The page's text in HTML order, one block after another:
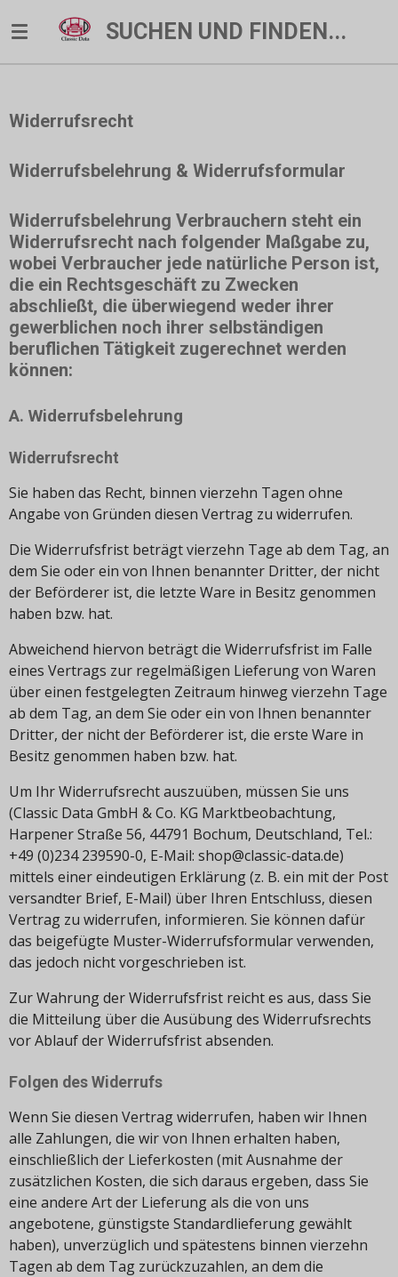
Hauptinhalt
springen
SUCHEN UND FINDEN...
Widerrufsrecht
Widerrufsbelehrung & Widerrufsformular
Widerrufsbelehrung Verbrauchern steht ein
Widerrufsrecht nach folgender Maßgabe zu,
wobei Verbraucher jede natürliche Person ist,
die ein Rechtsgeschäft zu Zwecken
abschließt, die überwiegend weder ihrer
gewerblichen noch ihrer selbständigen
beruflichen Tätigkeit zugerechnet werden
können:
A. Widerrufsbelehrung
Widerrufsrecht
Sie haben das Recht, binnen vierzehn Tagen ohne
Angabe von Gründen diesen Vertrag zu widerrufen.
Die Widerrufsfrist beträgt vierzehn Tage ab dem Tag, an
dem Sie oder ein von Ihnen benannter Dritter, der nicht
der Beförderer ist, die letzte Ware in Besitz genommen
haben bzw. hat.
Abweichend hiervon beträgt die Widerrufsfrist im Falle
eines Vertrags zur regelmäßigen Lieferung von Waren
über einen festgelegten Zeitraum hinweg vierzehn Tage
ab dem Tag, an dem Sie oder ein von Ihnen benannter
Dritter, der nicht der Beförderer ist, die erste Ware in
Besitz genommen haben bzw. hat.
Um Ihr Widerrufsrecht auszuüben, müssen Sie uns
(Classic Data GmbH & Co. KG Marktbeobachtung,
Harpener Straße 56, 44791 Bochum, Deutschland, Tel.:
+49 (0)234 239590-0, E-Mail: shop@classic-data.de)
mittels einer eindeutigen Erklärung (z. B. ein mit der Post
versandter Brief, E-Mail) über Ihren Entschluss, diesen
Vertrag zu widerrufen, informieren. Sie können dafür
das beigefügte Muster-Widerrufsformular verwenden,
das jedoch nicht vorgeschrieben ist.
Zur Wahrung der Widerrufsfrist reicht es aus, dass Sie
die Mitteilung über die Ausübung des Widerrufsrechts
vor Ablauf der Widerrufsfrist absenden.
Folgen des Widerrufs
Wenn Sie diesen Vertrag widerrufen, haben wir Ihnen
alle Zahlungen, die wir von Ihnen erhalten haben,
einschließlich der Lieferkosten (mit Ausnahme der
zusätzlichen Kosten, die sich daraus ergeben, dass Sie
eine andere Art der Lieferung als die von uns
angebotene, günstigste Standardlieferung gewählt
haben), unverzüglich und spätestens binnen vierzehn
Tagen ab dem Tag zurückzuzahlen, an dem die